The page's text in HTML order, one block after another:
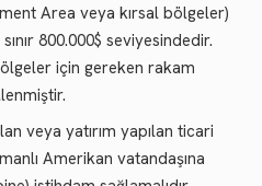
Area veya kırsal bölgeler)
800.000$ seviyesindedir.
için gereken rakam
veya yatırım yapılan ticari
Amerikan vatandaşına